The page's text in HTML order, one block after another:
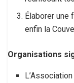
Élaborer une
enfin la
Organisations